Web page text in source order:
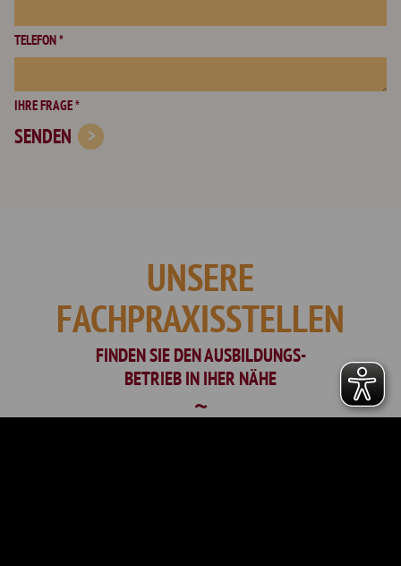
TELEFON *
IHRE FRAGE *
SENDEN
UNSERE
FACHPRAXISSTELLEN
FINDEN SIE DEN AUSBILDUNGS-
BETRIEB IN IHER NÄHE